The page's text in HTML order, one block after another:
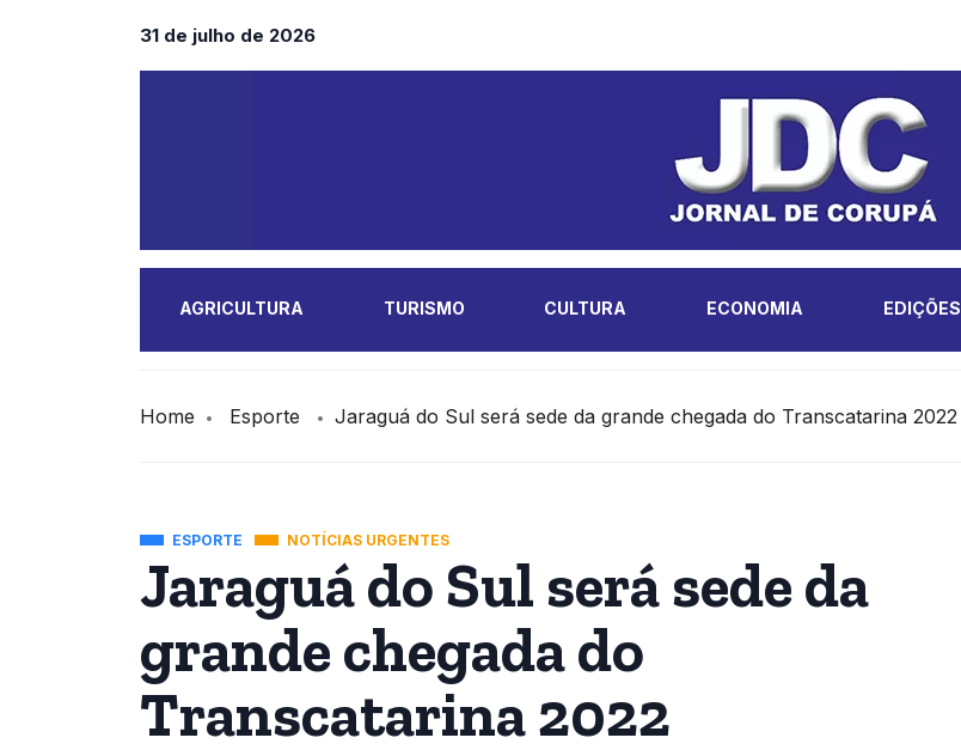
31 de julho de 2026
AGRICULTURA TURISMO CULTURA ECONOMIA EDIÇÕES
Home Esporte Jaraguá do Sul será sede da grande chegada do Transcatarina 2022
ESPORTE NOTÍCIAS URGENTES
Jaraguá do Sul será sede da
grande chegada do
Transcatarina 2022